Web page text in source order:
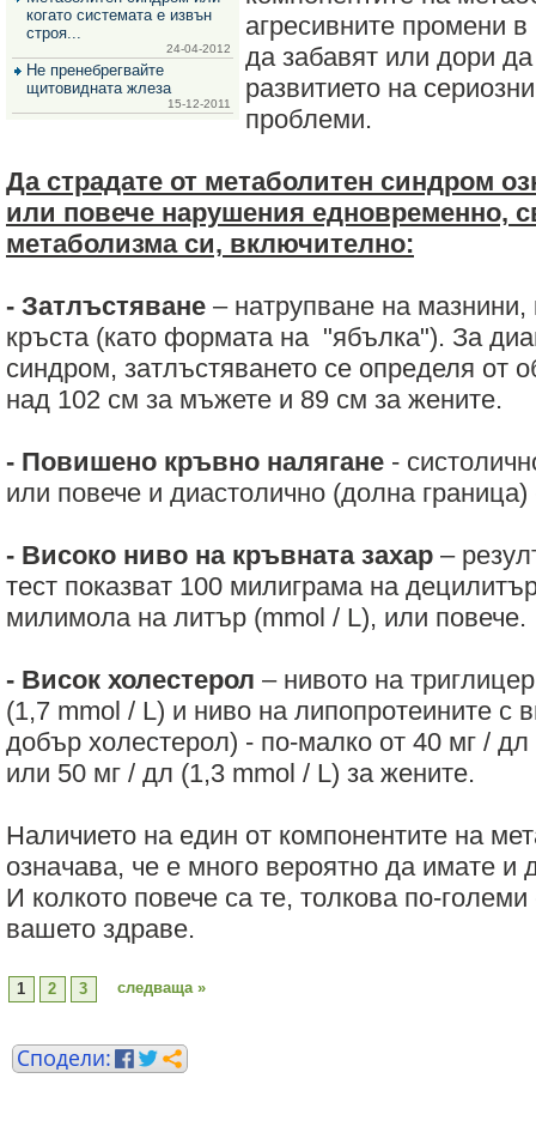
когато системата е извън
строя...
24-04-2012
Не пренебрегвайте
щитовидната жлеза
15-12-2011
агресивните промени
да забавят или дори
развитието на
проблеми.
Да страдате от метаболитен синдром
или повече нарушения едновременно,
метаболизма си, включително:
- Затлъстяване – натрупване на
кръста (като формата на "ябълка"). За
синдром, затлъстяването се определя от
над 102 см за мъжете и 89 см за жените.
- Повишено кръвно налягане -
или повече и диастолично (долна
- Високо ниво на кръвната захар –
тест показват 100 милиграма на
милимола на литър (mmol / L), или повече.
- Висок холестерол – нивото на
(1,7 mmol / L) и ниво на липопротеините с
добър холестерол) - по-малко от 40 мг /
или 50 мг / дл (1,3 mmol / L) за жените.
Наличието на един от компонентите на
означава, че е много вероятно да имате и
И колкото повече са те, толкова по-големи
вашето здраве.
1 2 3 следваща »